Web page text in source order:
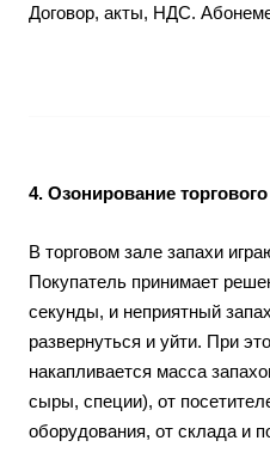
Договор, акты, НДС.
4. Озонирование
В торговом зале запахи
Покупатель принимает
секунды, и неприятный
развернуться и уйти. При
накапливается масса
сыры, специи), от
оборудования, от склада и